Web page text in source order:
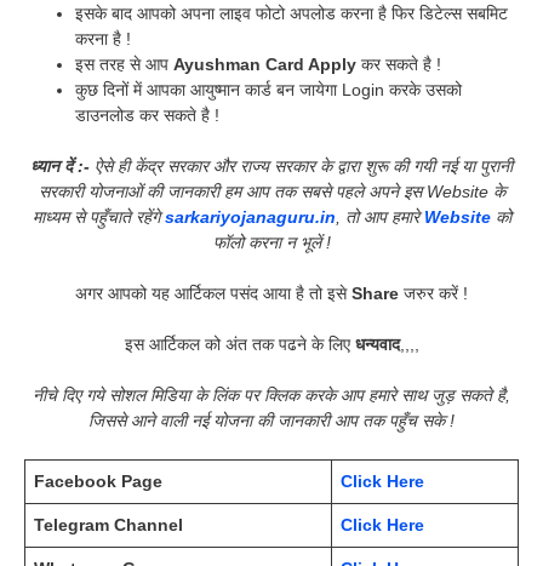
इसके बाद आपको अपना लाइव फोटो अपलोड करना है फिर डिटेल्स सबमिट
करना है !
इस तरह से आप Ayushman Card Apply कर सकते है !
कुछ दिनों में आपका आयुष्मान कार्ड बन जायेगा Login करके उसको
डाउनलोड कर सकते है !
ध्यान दें :- ऐसे ही केंद्र सरकार और राज्य सरकार के द्वारा शुरू की गयी नई या पुरानी
सरकारी योजनाओं की जानकारी हम आप तक सबसे पहले अपने इस Website के
माध्यम से पहुँचाते रहेंगेsarkariyojanaguru.in, तो आप हमारेWebsiteको
फॉलो करना न भूलें !
अगर आपको यह आर्टिकल पसंद आया है तो इसेShare जरुर करें !
इस आर्टिकल को अंत तक पढने के लिएधन्यवाद,,,,
नीचे दिए गये सोशल मिडिया के लिंक पर क्लिक करके आप हमारे साथ जुड़ सकते है,
जिससे आने वाली नई योजना की जानकारी आप तक पहुँच सके !
Facebook Page Click Here
Telegram Channel Click Here